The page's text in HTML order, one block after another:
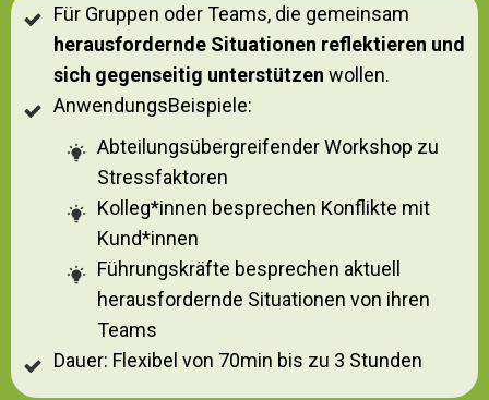
Für Gruppen oder Teams, die gemeinsam
herausfordernde Situationen reflektieren und
sich gegenseitig unterstützen wollen.
AnwendungsBeispiele:
Abteilungsübergreifender Workshop zu
Stressfaktoren
Kolleg*innen besprechen Konflikte mit
Kund*innen
Führungskräfte besprechen aktuell
herausfordernde Situationen von ihren
Teams
Dauer: Flexibel von 70min bis zu 3 Stunden